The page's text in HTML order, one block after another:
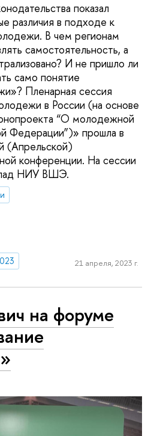
показал
различия в подходе к
В чем регионам
самостоятельность, а
И не пришло ли
само понятие
Пленарная сессия
в России (на основе
“О молодежной
Федерации”)» прошла в
(Апрельской)
конференции. На сессии
НИУ ВШЭ.
21 апреля, 2023 г.
на форуме